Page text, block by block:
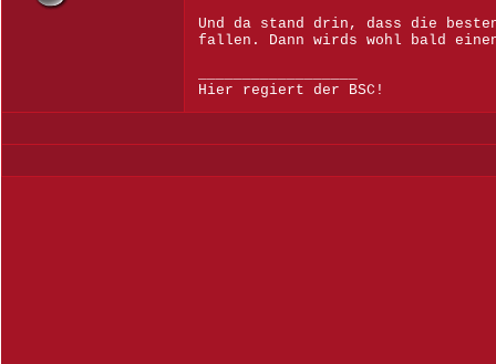
Und da stand drin, dass die besten
fallen. Dann wirds wohl bald
Hier regiert der BSC!